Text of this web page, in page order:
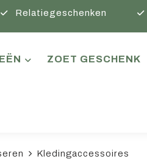
Relatiegeschenken
ZOET GESCHENK
Kledingaccessoires